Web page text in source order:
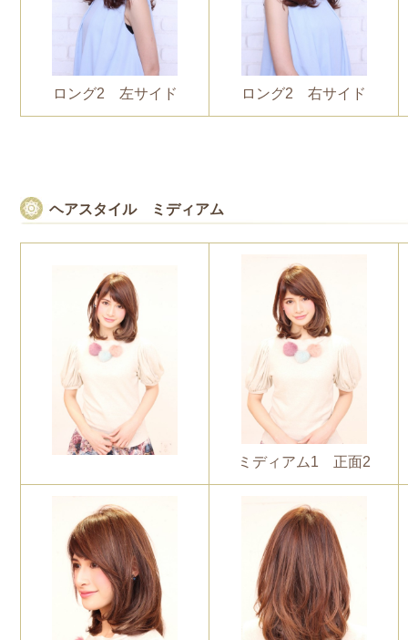
ロング2 左サイド ロング2 右サイド
ヘアスタイル ミディアム
ミディアム1 正面2